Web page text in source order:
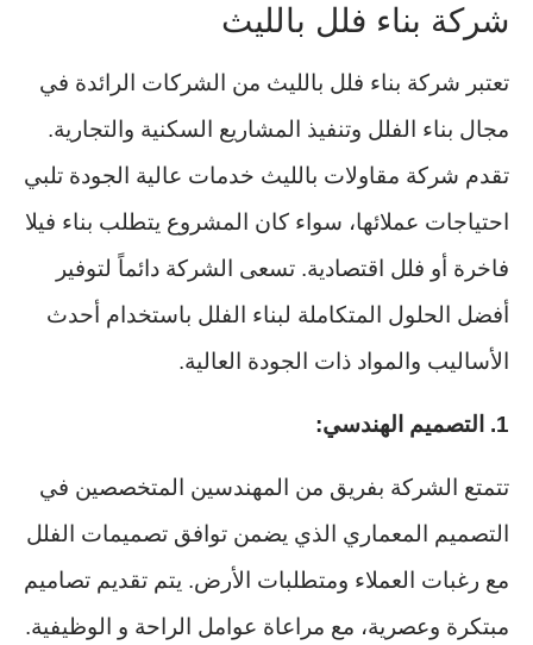
شركة بناء فلل بالليث
تعتبر شركة بناء فلل بالليث من الشركات الرائدة في
مجال بناء الفلل وتنفيذ المشاريع السكنية والتجارية.
تقدم شركة مقاولات بالليث خدمات عالية الجودة تلبي
احتياجات عملائها، سواء كان المشروع يتطلب بناء فيلا
فاخرة أو فلل اقتصادية. تسعى الشركة دائماً لتوفير
أفضل الحلول المتكاملة لبناء الفلل باستخدام أحدث
الأساليب والمواد ذات الجودة العالية.
1. التصميم الهندسي:
تتمتع الشركة بفريق من المهندسين المتخصصين في
التصميم المعماري الذي يضمن توافق تصميمات الفلل
مع رغبات العملاء ومتطلبات الأرض. يتم تقديم تصاميم
مبتكرة وعصرية، مع مراعاة عوامل الراحة و الوظيفية.